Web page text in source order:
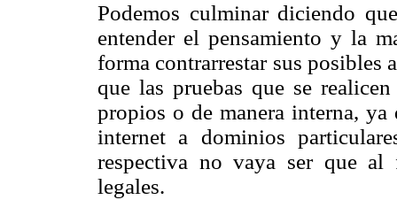
Podemos culminar diciendo
entender el pensamiento y la
forma contrarrestar sus posibles
que las pruebas que se
propios o de manera interna, ya
internet a dominios
respectiva no vaya ser que al
legales.